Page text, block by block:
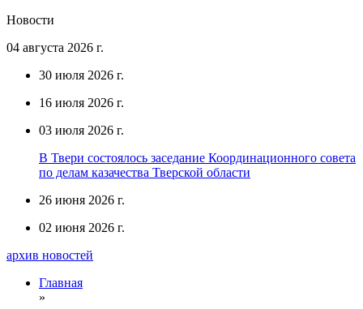
Новости
04 августа 2026 г.
30 июля 2026 г.
16 июля 2026 г.
03 июля 2026 г.
В Твери состоялось заседание Координационного совета
по делам казачества Тверской области
26 июня 2026 г.
02 июня 2026 г.
архив новостей
Главная
»